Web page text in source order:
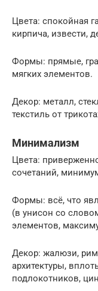
Цвета: спокойная
кирпича, извести,
Формы: прямые,
мягких элементов.
Декор: металл,
текстиль от
Минимализм
Цвета:
сочетаний,
Формы: всё, что
(в унисон со
элементов,
Декор: жалюзи,
архитектуры,
подлокотников,